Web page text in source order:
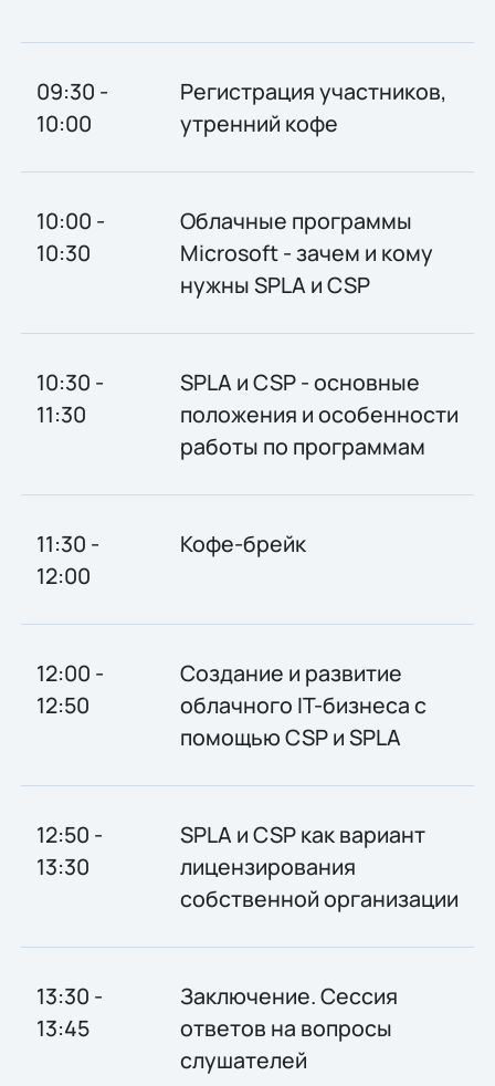
09:30 -
10:00
Регистрация участников,
утренний кофе
10:00 -
10:30
Облачные программы
Microsoft - зачем и кому
нужны SPLA и CSP
10:30 -
11:30
SPLA и CSP - основные
положения и особенности
работы по программам
11:30 -
12:00
Кофе-брейк
12:00 -
12:50
Создание и развитие
облачного IT-бизнеса с
помощью CSP и SPLA
12:50 -
13:30
SPLA и CSP как вариант
лицензирования
собственной организации
13:30 -
13:45
Заключение. Сессия
ответов на вопросы
слушателей